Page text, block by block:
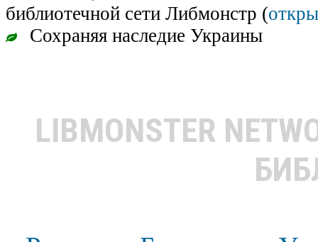
библиотечной сети Либмонстр (
Сохраняя наследие Украины
LIBMONSTER